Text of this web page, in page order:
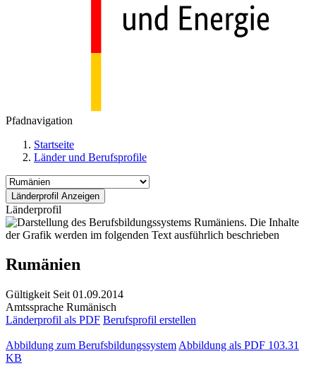
Pfadnavigation
Startseite
Länder und Berufsprofile
Länderprofil
Rumänien
Gültigkeit Seit 01.09.2014
Amtssprache Rumänisch
Länderprofil als PDF Berufsprofil erstellen
Abbildung zum Berufsbildungssystem Abbildung als PDF 103.31
KB